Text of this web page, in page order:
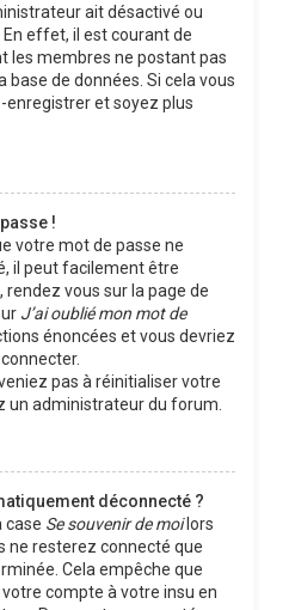
ait désactivé ou
effet, il est courant de
les membres ne postant pas
base de données. Si cela vous
enregistrer et soyez plus
!
votre mot de passe ne
il peut facilement être
vous sur la page de
J’ai oublié mon mot de
énoncées et vous devriez
pas à réinitialiser votre
un administrateur du forum.
déconnecté ?
case Se souvenir de moilors
ne resterez connecté que
Cela empêche que
votre compte à votre insu en